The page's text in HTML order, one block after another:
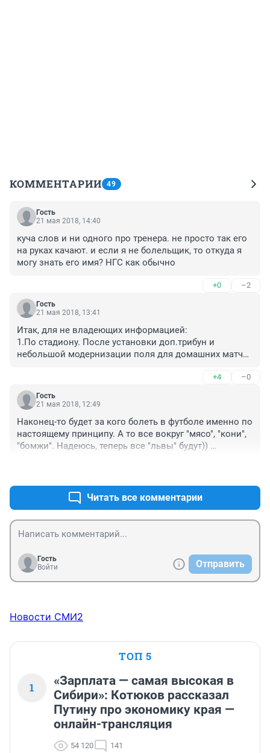
КОММЕНТАРИИ 49
Гость
21 мая 2018, 14:40
куча слов и ни одного про тренера. не просто так его
на руках качают. и если я не болельщик, то откуда я
могу знать его имя? НГС как обычно
+0 –2
Гость
21 мая 2018, 13:41
Итак, для не владеющих информацией:
1.По стадиону. После установки доп.трибун и
небольшой модернизации поля для домашних матчей
2.По бюджету. Команда ФНЛ и РФПЛ - 2 разные
вещи... И найти спонсора для команды премьер-лиги
3.Никто не ставит задач на текущий сезон войти в
верхние строчки. Но игры с Анжи показали, что
Енисей вполне может показать качественный футбол
+4 –0
Гость
21 мая 2018, 12:49
Наконец-то будет за кого болеть в футболе именно по
настоящему принципу. А то все вокруг "мясо", "кони",
"бомжи". Надеюсь, теперь все "львы" будут))
Читать все комментарии
Гость
Войти
Отправить
Новости СМИ2
ТОП 5
1
«Зарплата — самая высокая в
Сибири»: Котюков рассказал
Путину про экономику края —
онлайн-трансляция
54 120 141